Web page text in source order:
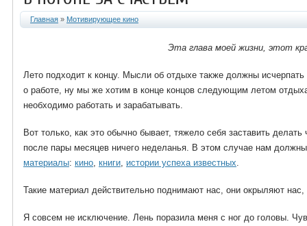
Главная » Мотивирующее кино
Эта глава моей жизни, этот
Лето подходит к концу. Мысли об отдыхе также должны
о работе, ну мы же хотим в конце концов следующим летом
необходимо работать и зарабатывать.
Вот только, как это обычно бывает, тяжело себя заставить
после пары месяцев ничего неделанья. В этом случае нам
материалы: кино, книги, истории успеха известных.
Такие материал действительно поднимают нас, они окрыляют
Я совсем не исключение. Лень поразила меня с ног до головы.